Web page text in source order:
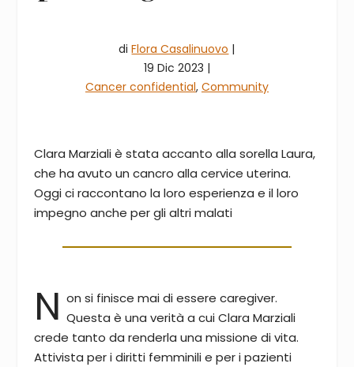
diFlora Casalinuovo |
19 Dic 2023 |
Cancer confidential, Community
Clara Marziali è stata accanto alla sorella Laura,
che ha avuto un cancro alla cervice uterina.
Oggi ci raccontano la loro esperienza e il loro
impegno anche per gli altri malati
N on si finisce mai di essere caregiver.
Questa è una verità a cui Clara Marziali
crede tanto da renderla una missione di vita.
Attivista per i diritti femminili e per i pazienti